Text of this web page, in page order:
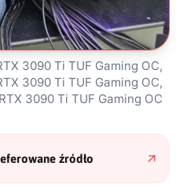
3090 Ti TUF Gaming OC,
3090 Ti TUF Gaming OC,
3090 Ti TUF Gaming OC
źródło